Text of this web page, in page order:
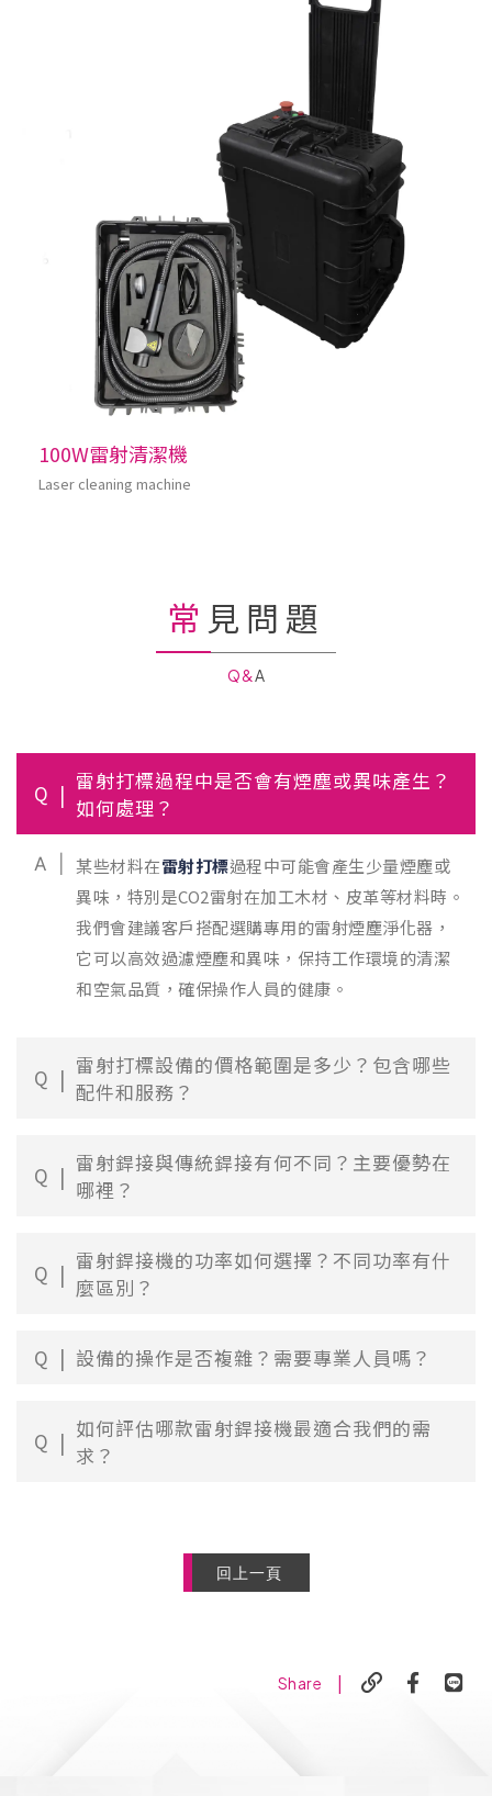
100W雷射清潔機
Laser cleaning machine
常見問題
Q&A
Q
雷射打標過程中是否會有煙塵或異味產生？
如何處理？
A 某些材料在雷射打標過程中可能會產生少量煙塵或
異味，特別是CO2雷射在加工木材、皮革等材料時。
我們會建議客戶搭配選購專用的雷射煙塵淨化器，
它可以高效過濾煙塵和異味，保持工作環境的清潔
和空氣品質，確保操作人員的健康。
Q
雷射打標設備的價格範圍是多少？包含哪些
配件和服務？
Q
雷射銲接與傳統銲接有何不同？主要優勢在
哪裡？
Q
雷射銲接機的功率如何選擇？不同功率有什
麼區別？
Q 設備的操作是否複雜？需要專業人員嗎？
Q
如何評估哪款雷射銲接機最適合我們的需
求？
回上一頁
Share |